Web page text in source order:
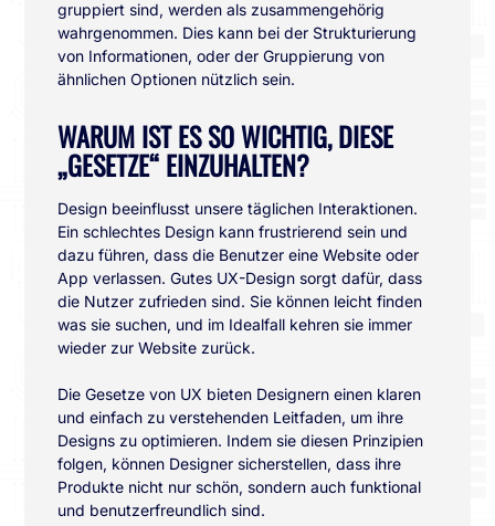
gruppiert sind, werden als zusammengehörig
wahrgenommen. Dies kann bei der Strukturierung
von Informationen, oder der Gruppierung von
ähnlichen Optionen nützlich sein.
WARUM IST ES SO WICHTIG, DIESE
„GESETZE“ EINZUHALTEN?
Design beeinflusst unsere täglichen Interaktionen.
Ein schlechtes Design kann frustrierend sein und
dazu führen, dass die Benutzer eine Website oder
App verlassen. Gutes UX-Design sorgt dafür, dass
die Nutzer zufrieden sind. Sie können leicht finden
was sie suchen, und im Idealfall kehren sie immer
wieder zur Website zurück.
Die Gesetze von UX bieten Designern einen klaren
und einfach zu verstehenden Leitfaden, um ihre
Designs zu optimieren. Indem sie diesen Prinzipien
folgen, können Designer sicherstellen, dass ihre
Produkte nicht nur schön, sondern auch funktional
und benutzerfreundlich sind.